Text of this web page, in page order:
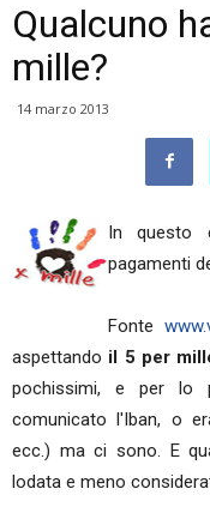
Qualcuno
mille?
14 marzo 2013
In questo
pagamenti
Fonte
aspettando il 5 per
pochissimi, e per lo
comunicato l'Iban, o
ecc.) ma ci sono. E
lodata e meno